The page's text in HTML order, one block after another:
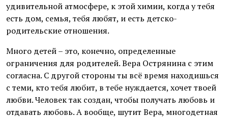
удивительной атмосфере, к этой химии, когда у тебя
есть дом, семья, тебя любят, и есть детско-
родительские отношения.
Много детей – это, конечно, определенные
ограничения для родителей. Вера Острянина с этим
согласна. С другой стороны ты всё время находишься
с теми, кто тебя любит, в тебе нуждается, хочет твоей
любви. Человек так создан, чтобы получать любовь и
отдавать любовь. А вообще, шутит Вера, многодетная